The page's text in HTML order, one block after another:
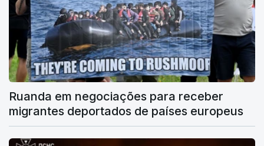
Ruanda em negociações para receber
migrantes deportados de países europeus